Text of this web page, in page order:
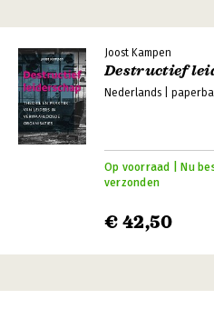
Joost Kampen
Destructief
Nederlands |
Op voorraad | Nu
verzonden
€ 42,50